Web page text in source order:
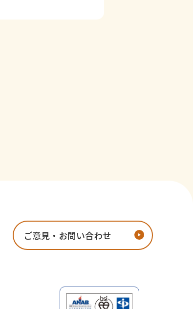
ご意見・お問い合わせ